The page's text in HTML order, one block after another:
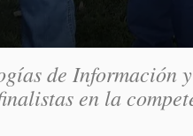
de Información
en la